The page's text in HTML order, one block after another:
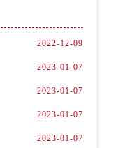
2022-12-09
2023-01-07
2023-01-07
2023-01-07
2023-01-07